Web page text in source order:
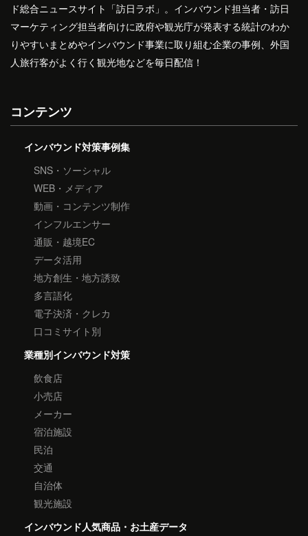
ド総合ニュースサイト「訪日ラボ」。インバウンド担当者・訪日
マーケティング担当者向けに政府や観光庁が発表する統計のわか
りやすいまとめやインバウンド事業に取り組む企業の事例、外国
人旅行客がよく行く観光地などを毎日配信！
コンテンツ
インバウンド対策事例集
SNS・ソーシャル
WEB・メディア
動画・コンテンツ制作
インフルエンサー
通販・越境EC
データ活用
地方創生・地方誘致
多言語化
電子決済・クレカ
口コミサイト別
業種別インバウンド対策
飲食店
小売店
メーカー
宿泊施設
民泊
交通
自治体
観光施設
インバウンド人気商品・お土産データ